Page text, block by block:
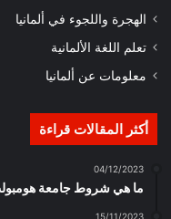
الهجرة واللجوء في ألمانيا
تعلم اللغة الألمانية
معلومات عن ألمانيا
أكثر المقالات قراءة
04/12/2023
ما هي شروط جامعة
15/11/2023